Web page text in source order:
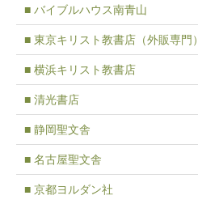
■ バイブルハウス南青山
■ 東京キリスト教書店（外販専門）
■ 横浜キリスト教書店
■ 清光書店
■ 静岡聖文舎
■ 名古屋聖文舎
■ 京都ヨルダン社